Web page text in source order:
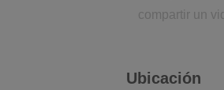
compartir un
Ubicación